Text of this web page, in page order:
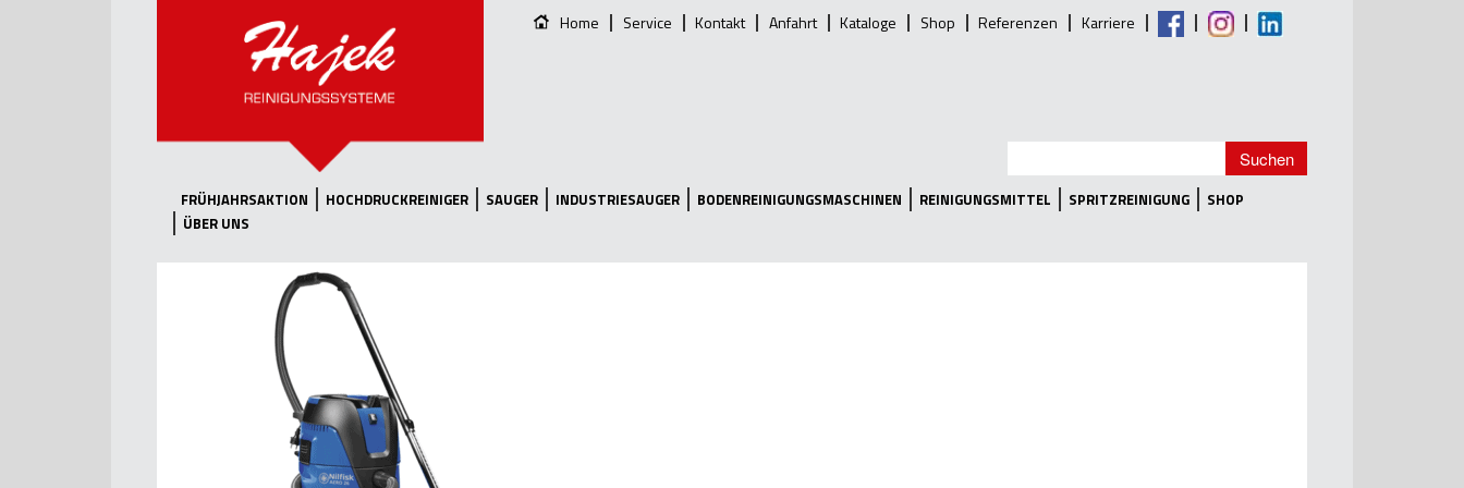
Home Service Kontakt Anfahrt Kataloge Shop Referenzen Karriere
FRÜHJAHRSAKTION HOCHDRUCKREINIGER SAUGER INDUSTRIESAUGER BODENREINIGUNGSMASCHINEN REINIGUNGSMITTEL SPRITZREINIGUNG
SHOP
ÜBER UNS